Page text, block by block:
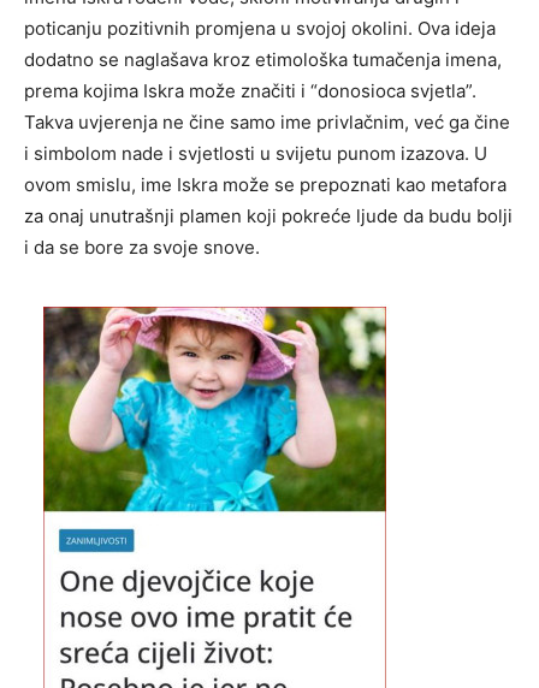
poticanju pozitivnih promjena u svojoj okolini. Ova ideja
dodatno se naglašava kroz etimološka tumačenja imena,
prema kojima Iskra može značiti i “donosioca svjetla”.
Takva uvjerenja ne čine samo ime privlačnim, već ga čine
i simbolom nade i svjetlosti u svijetu punom izazova. U
ovom smislu, ime Iskra može se prepoznati kao metafora
za onaj unutrašnji plamen koji pokreće ljude da budu bolji
i da se bore za svoje snove.